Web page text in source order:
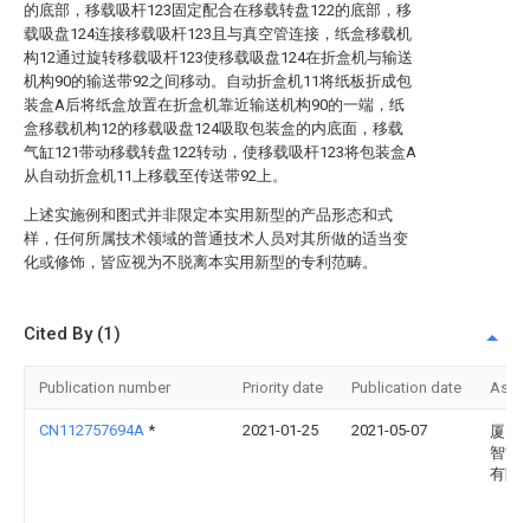
的底部，移载吸杆123固定配合在移载转盘122的底部，移
载吸盘124连接移载吸杆123且与真空管连接，纸盒移载机
构12通过旋转移载吸杆123使移载吸盘124在折盒机与输送
机构90的输送带92之间移动。自动折盒机11将纸板折成包
装盒A后将纸盒放置在折盒机靠近输送机构90的一端，纸
盒移载机构12的移载吸盘124吸取包装盒的内底面，移载
气缸121带动移载转盘122转动，使移载吸杆123将包装盒A
从自动折盒机11上移载至传送带92上。
上述实施例和图式并非限定本实用新型的产品形态和式
样，任何所属技术领域的普通技术人员对其所做的适当变
化或修饰，皆应视为不脱离本实用新型的专利范畴。
Cited By (1)
Publication number Priority date Publication date
CN112757694A * 2021-01-25 2021-05-07
厦门
智能
有限